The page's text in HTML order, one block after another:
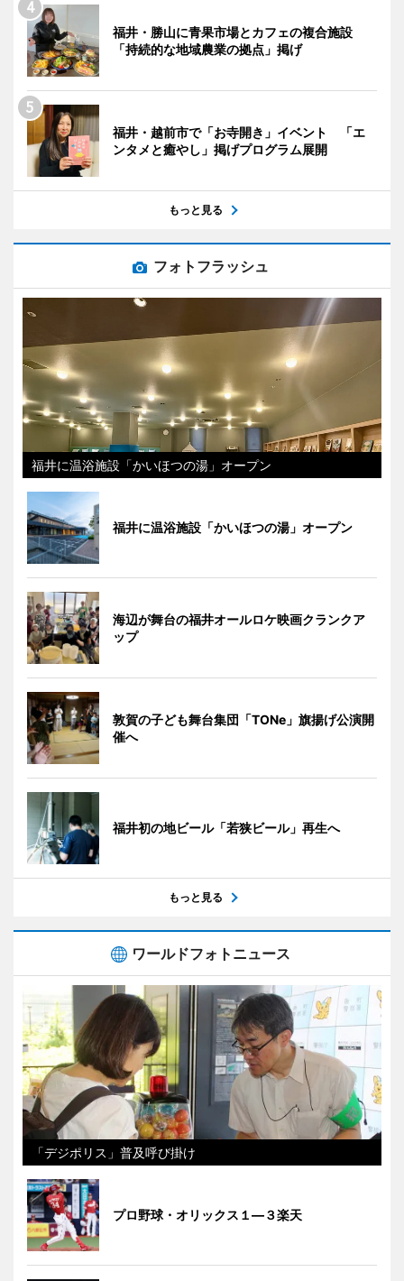
福井・勝山に青果市場とカフェの複合施設
「持続的な地域農業の拠点」掲げ
福井・越前市で「お寺開き」イベント 「エ
ンタメと癒やし」掲げプログラム展開
もっと見る
フォトフラッシュ
福井に温浴施設「かいほつの湯」オープン
福井に温浴施設「かいほつの湯」オープン
海辺が舞台の福井オールロケ映画クランクア
ップ
敦賀の子ども舞台集団「TONe」旗揚げ公演開
催へ
福井初の地ビール「若狭ビール」再生へ
もっと見る
ワールドフォトニュース
「デジポリス」普及呼び掛け
プロ野球・オリックス１―３楽天